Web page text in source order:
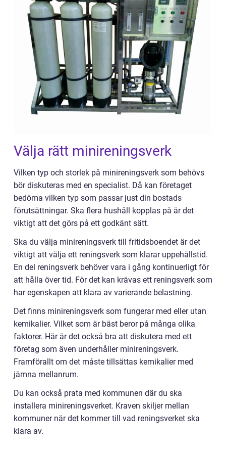
Välja rätt minireningsverk
Vilken typ och storlek på minireningsverk som behövs
bör diskuteras med en specialist. Då kan företaget
bedöma vilken typ som passar just din bostads
förutsättningar. Ska flera hushåll kopplas på är det
viktigt att det görs på ett godkänt sätt.
Ska du välja minireningsverk till fritidsboendet är det
viktigt att välja ett reningsverk som klarar uppehållstid.
En del reningsverk behöver vara i gång kontinuerligt för
att hålla över tid. För det kan krävas ett reningsverk som
har egenskapen att klara av varierande belastning.
Det finns minireningsverk som fungerar med eller utan
kemikalier. Vilket som är bäst beror på många olika
faktorer. Här är det också bra att diskutera med ett
företag som även underhåller minireningsverk.
Framförallt om det måste tillsättas kemikalier med
jämna mellanrum.
Du kan också prata med kommunen där du ska
installera minireningsverket. Kraven skiljer mellan
kommuner när det kommer till vad reningsverket ska
klara av.